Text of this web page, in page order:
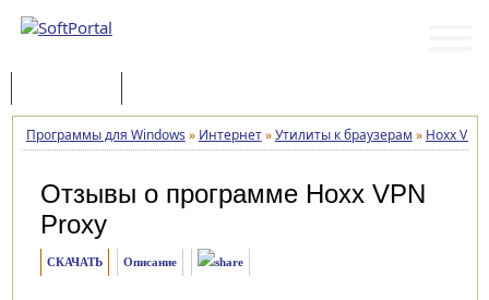
Программы для Windows » Интернет»Утилиты к браузерам » Hoxx VPN
Отзывы о программе Hoxx VPN
Proxy
СКАЧАТЬ Описание